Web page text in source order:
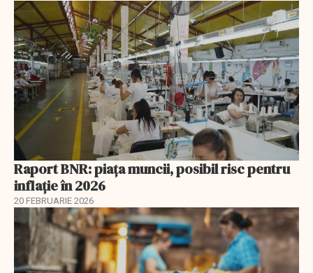
Raport BNR: piața muncii, posibil risc pentru
inflație în 2026
20 FEBRUARIE 2026